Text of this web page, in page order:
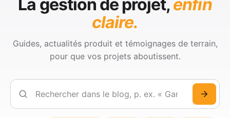
La gestion de projet,enfin
claire.
Guides, actualités produit et témoignages de terrain,
pour que vos projets aboutissent.
Rechercher